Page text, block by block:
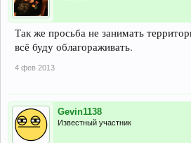
Так же просьба не занимать
всё буду облагораживать.
4 фев 2013
Gevin1138
Известный участник